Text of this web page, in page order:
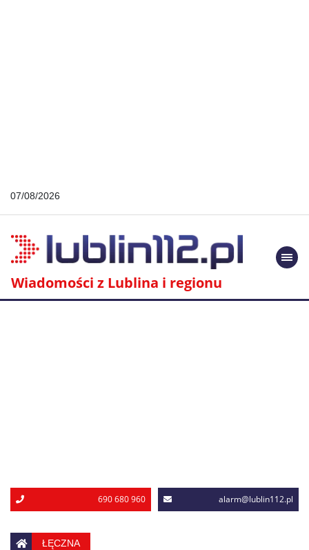
07/08/2026
Wiadomości z Lublina i regionu
690 680 960 alarm@lublin112.pl
ŁĘCZNA